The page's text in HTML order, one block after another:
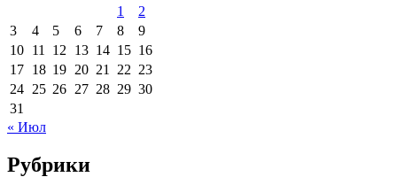
1
2
3
4 5 6 7 8
9
10 11 12 13 14 15 16
17 18 19 20 21 22 23
24 25 26 27 28 29 30
31
« Июл
Рубрики